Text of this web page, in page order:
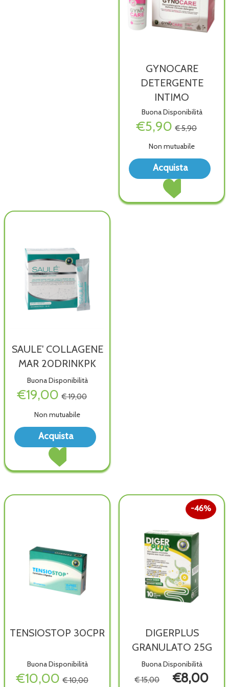
GYNOCARE
DETERGENTE
INTIMO
Buona Disponibilità
€5,90 € 5,90
Non mutuabile
Acquista
Acquista
INTIMO al
SAULE' COLLAGENE
MAR 20DRINKPK
Buona Disponibilità
€19,00 € 19,00
Non mutuabile
Acquista
Acquista SAULE'
MAR
20DRINKPK alla
wishlist
TENSIOSTOP 30CPR
Buona Disponibilità
€10,00 € 10,00
DIGERPLUS
GRANULATO 25G
Buona Disponibilità
46%
€ 15,00 €8,00